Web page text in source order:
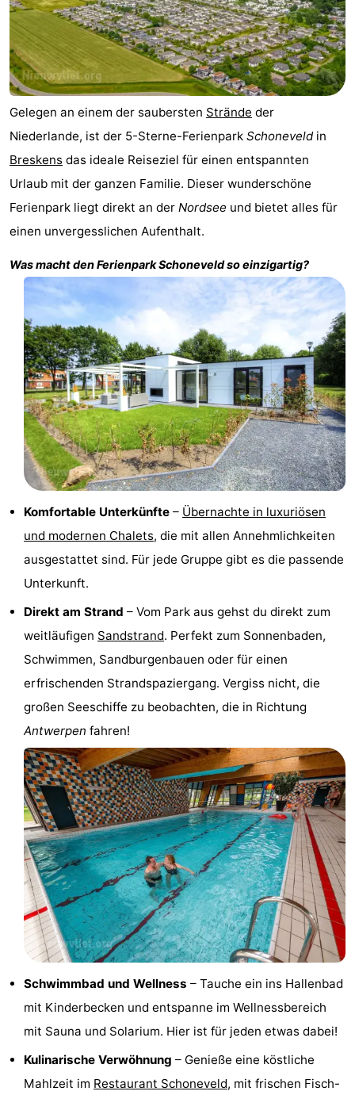
Noordzee
Résidence
Cadzand-
Bad
-
Resort
Nieuwvliet-
Bad
-
Schoneveld
-
Strand
Nieuwvliet-
Bad
-
Zonneweelde
-
Zwinhoeve
Hotels
Lastminutes
Sehen
tun
Museen
Denkmäler
Mühlen
Aussichtspunkte
Attraktionen
Rundfahrten
Spielplätze
-
Indoor-
Spielplätze
Bowling
Zentren
Dörfer
Städte
Natur
Sport
Schwimmbader
Radfahren
Reiten
Surfen
Gelegen an einem der saubersten Strände der
Niederlande, ist der 5-Sterne-Ferienpark Schoneveldin
Breskens das ideale Reiseziel für einen entspannten
Urlaub mit der ganzen Familie. Dieser wunderschöne
Ferienpark liegt direkt an der Nordsee und bietet alles für
einen unvergesslichen Aufenthalt.
Was macht den FerienparkSchoneveldso einzigartig?
Komfortable Unterkünfte – Übernachte in luxuriösen
und modernen Chalets, die mit allen Annehmlichkeiten
ausgestattet sind. Für jede Gruppe gibt es die passende
Unterkunft.
Direkt am Strand – Vom Park aus gehst du direkt zum
weitläufigen Sandstrand. Perfekt zum Sonnenbaden,
Schwimmen, Sandburgenbauen oder für einen
erfrischenden Strandspaziergang. Vergiss nicht, die
großen Seeschiffe zu beobachten, die in Richtung
Antwerpen fahren!
Schwimmbad und Wellness – Tauche ein ins Hallenbad
mit Kinderbecken und entspanne im Wellnessbereich
mit Sauna und Solarium. Hier ist für jeden etwas dabei!
Kulinarische Verwöhnung – Genieße eine köstliche
Mahlzeit im Restaurant Schoneveld, mit frischen Fisch-